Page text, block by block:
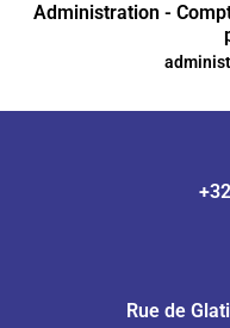
Administration -
Rue de